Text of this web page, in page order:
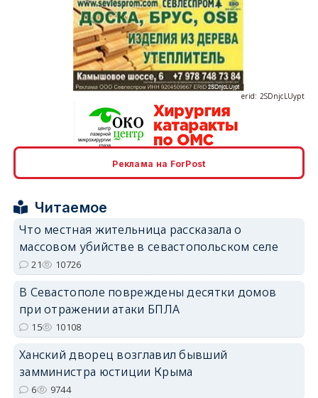
Реклама на ForPost
Читаемое
Что местная жительница рассказала о
массовом убийстве в севастопольском селе
21 10726
В Севастополе повреждены десятки домов
при отражении атаки БПЛА
15 10108
Ханский дворец возглавил бывший
замминистра юстиции Крыма
6 9744